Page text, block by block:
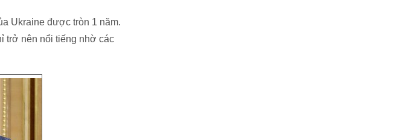
Ukraine được tròn 1 năm.
trở nên nổi tiếng nhờ các